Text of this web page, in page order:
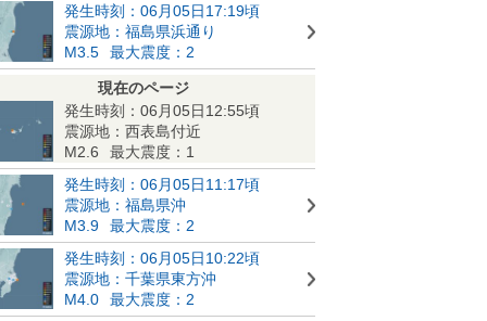
発生時刻：06月05日17:19頃
震源地：福島県浜通り
M3.5
最大震度：2
現在のページ
発生時刻：06月05日12:55頃
震源地：西表島付近
M2.6
最大震度：1
発生時刻：06月05日11:17頃
震源地：福島県沖
M3.9
最大震度：2
発生時刻：06月05日10:22頃
震源地：千葉県東方沖
M4.0
最大震度：2